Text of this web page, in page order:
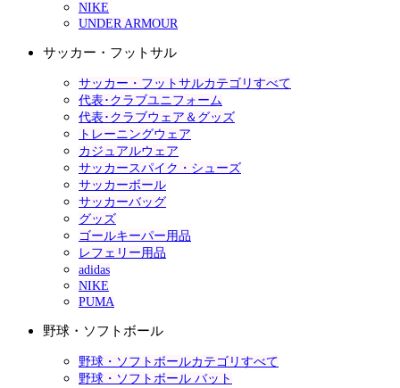
NIKE
UNDER ARMOUR
サッカー・フットサル
サッカー・フットサルカテゴリすべて
代表･クラブユニフォーム
代表･クラブウェア＆グッズ
トレーニングウェア
カジュアルウェア
サッカースパイク・シューズ
サッカーボール
サッカーバッグ
グッズ
ゴールキーパー用品
レフェリー用品
adidas
NIKE
PUMA
野球・ソフトボール
野球・ソフトボールカテゴリすべて
野球・ソフトボール バット